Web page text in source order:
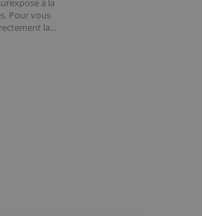
à la
Pour vous
la...